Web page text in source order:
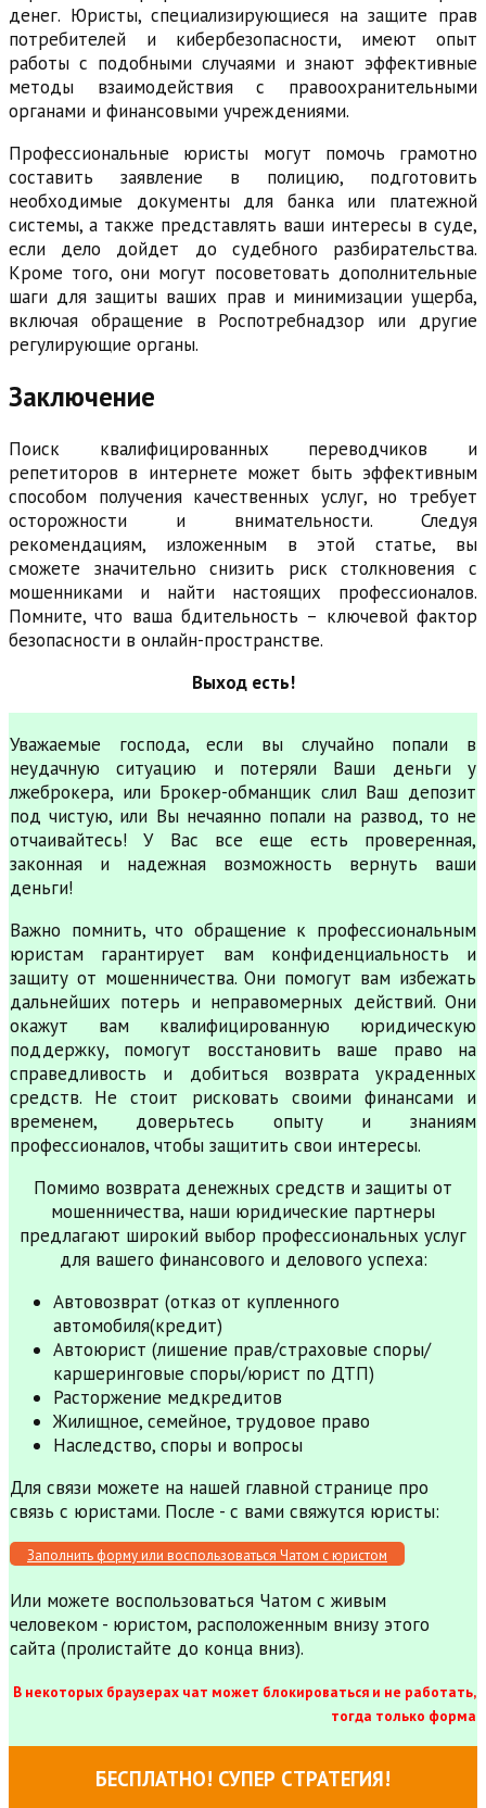
денег. Юристы, специализирующиеся на защите прав
потребителей и кибербезопасности, имеют опыт
работы с подобными случаями и знают эффективные
методы взаимодействия с правоохранительными
органами и финансовыми учреждениями.
Профессиональные юристы могут помочь грамотно
составить заявление в полицию, подготовить
необходимые документы для банка или платежной
системы, а также представлять ваши интересы в суде,
если дело дойдет до судебного разбирательства.
Кроме того, они могут посоветовать дополнительные
шаги для защиты ваших прав и минимизации ущерба,
включая обращение в Роспотребнадзор или другие
регулирующие органы.
Заключение
Поиск квалифицированных переводчиков и
репетиторов в интернете может быть эффективным
способом получения качественных услуг, но требует
осторожности и внимательности. Следуя
рекомендациям, изложенным в этой статье, вы
сможете значительно снизить риск столкновения с
мошенниками и найти настоящих профессионалов.
Помните, что ваша бдительность – ключевой фактор
безопасности в онлайн-пространстве.
Выход есть!
Уважаемые господа, если вы случайно попали в
неудачную ситуацию и потеряли Ваши деньги у
лжеброкера, или Брокер-обманщик слил Ваш депозит
под чистую, или Вы нечаянно попали на развод, то не
отчаивайтесь! У Вас все еще есть проверенная,
законная и надежная возможность вернуть ваши
деньги!
Важно помнить, что обращение к профессиональным
юристам гарантирует вам конфиденциальность и
защиту от мошенничества. Они помогут вам избежать
дальнейших потерь и неправомерных действий. Они
окажут вам квалифицированную юридическую
поддержку, помогут восстановить ваше право на
справедливость и добиться возврата украденных
средств. Не стоит рисковать своими финансами и
временем, доверьтесь опыту и знаниям
профессионалов, чтобы защитить свои интересы.
Помимо возврата денежных средств и защиты от
мошенничества, наши юридические партнеры
предлагают широкий выбор профессиональных услуг
для вашего финансового и делового успеха:
Автовозврат (отказ от купленного
автомобиля(кредит)
Автоюрист (лишение прав/страховые споры/
каршеринговые споры/юрист по ДТП)
Расторжение медкредитов
Жилищное, семейное, трудовое право
Наследство, споры и вопросы
Для связи можете на нашей главной странице про
связь с юристами. После - с вами свяжутся юристы:
Заполнить форму или воспользоваться Чатом с юристом
Или можете воспользоваться Чатом с живым
человеком - юристом, расположенным внизу этого
сайта (пролистайте до конца вниз).
В некоторых браузерах чат может блокироваться и не работать,
тогда только форма
БЕСПЛАТНО! СУПЕР СТРАТЕГИЯ!